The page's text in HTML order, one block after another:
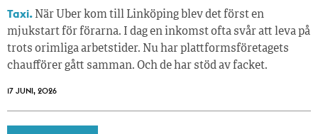
Taxi. När Uber kom till Linköping blev det först en
mjukstart för förarna. I dag en inkomst ofta svår att leva på
trots orimliga arbetstider. Nu har plattformsföretagets
chaufförer gått samman. Och de har stöd av facket.
17 JUNI, 2026